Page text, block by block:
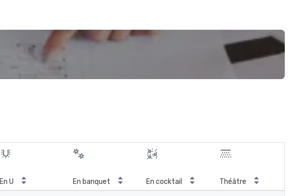
En U En banquet En cocktail Théâtre